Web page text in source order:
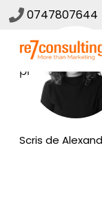
0747807644
Scris de